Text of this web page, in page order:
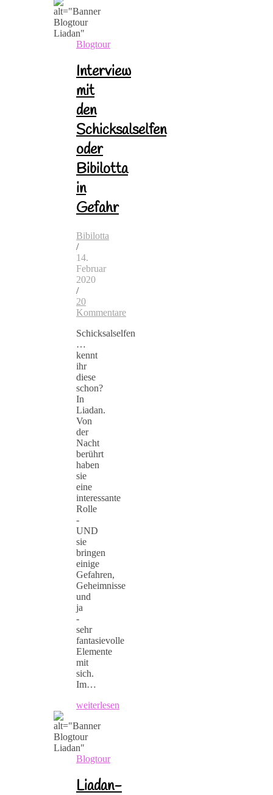
Blogtour
Interview
mit
den
Schicksalselfen
oder
Bibilotta
in
Gefahr
Bibilotta
/
14.
Februar
2020
/
20
Kommentare
Schicksalselfen
…
kennt
ihr
diese
schon?
In
Liadan.
Von
der
Nacht
berührt
haben
sie
eine
interessante
Rolle
-
UND
sie
bringen
einige
Gefahren,
Geheimnisse
und
ja
-
sehr
fantasievolle
Elemente
mit
sich.
Im…
weiterlesen
Blogtour
Liadan-